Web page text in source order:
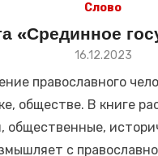
Слово
«Срединное
Размещено
16.12.2023
православного
обществе. В книге
общественные,
с